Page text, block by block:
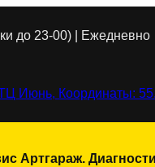
до 23-00) | Ежедневно
ТЦ Июнь, Координаты:
Артгараж.